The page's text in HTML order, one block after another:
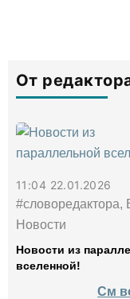
От
11:04 22.01.2026
#словоредактора,
Новости
Новости из
вселенной!
См